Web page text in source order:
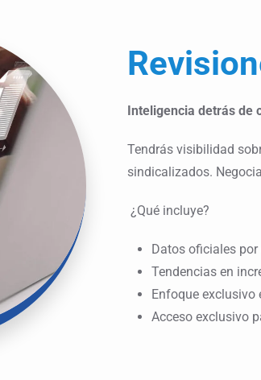
Inteligencia detrás de
Tendrás visibilidad
sindicalizados.
¿Qué incluye?
Datos oficiales
Tendencias en
Enfoque
Acceso exclusivo